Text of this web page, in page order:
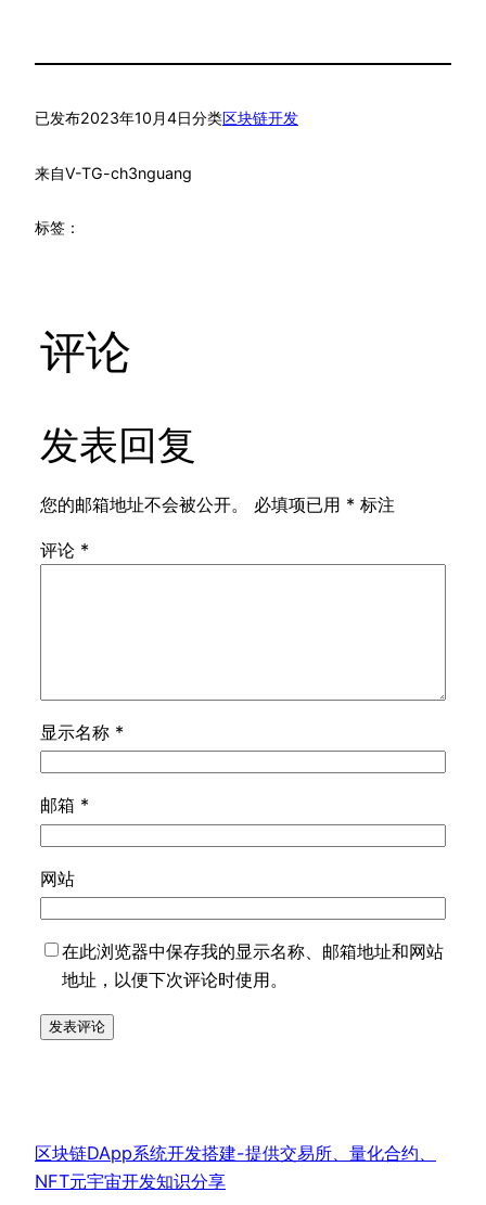
已发布2023年10月4日分类区块链开发
来自V-TG-ch3nguang
标签：
评论
发表回复
您的邮箱地址不会被公开。 必填项已用 * 标注
评论 *
显示名称 *
邮箱 *
网站
在此浏览器中保存我的显示名称、邮箱地址和网站
地址，以便下次评论时使用。
区块链DApp系统开发搭建-提供交易所、量化合约、
NFT元宇宙开发知识分享